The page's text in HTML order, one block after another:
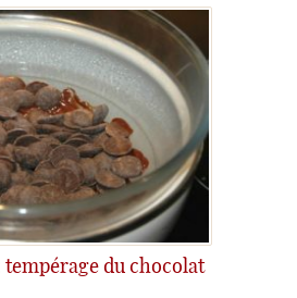
du chocolat